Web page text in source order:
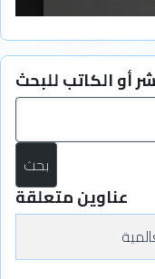
أو الكاتب للبحث
عناوين متعلقة